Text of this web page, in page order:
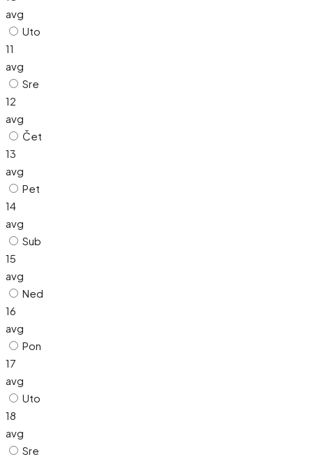
avg
Uto
11
avg
Sre
12
avg
Čet
13
avg
Pet
14
avg
Sub
15
avg
Ned
16
avg
Pon
17
avg
Uto
18
avg
Sre